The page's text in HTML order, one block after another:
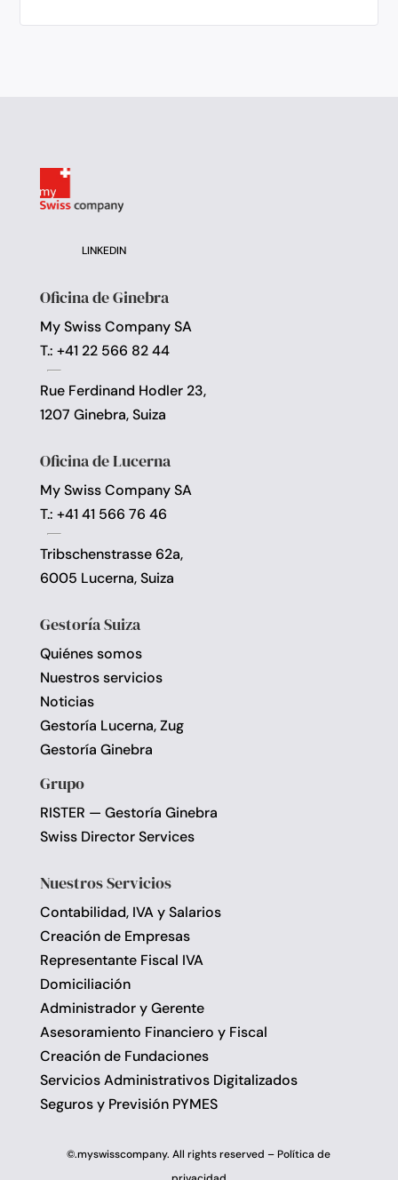
LINKEDIN
Oficina de Ginebra
My Swiss Company SA
T.: +41 22 566 82 44
Rue Ferdinand Hodler 23,
1207 Ginebra, Suiza
Oficina de Lucerna
My Swiss Company SA
T.: +41 41 566 76 46
Tribschenstrasse 62a,
6005 Lucerna, Suiza
Gestoría Suiza
Quiénes somos
Nuestros servicios
Noticias
Gestoría Lucerna, Zug
Gestoría Ginebra
Grupo
RISTER — Gestoría Ginebra
Swiss Director Services
Nuestros Servicios
Contabilidad, IVA y Salarios
Creación de Empresas
Representante Fiscal IVA
Domiciliación
Administrador y Gerente
Asesoramiento Financiero y Fiscal
Creación de Fundaciones
Servicios Administrativos Digitalizados
Seguros y Previsión PYMES
©.myswisscompany. All rights reserved –Política de